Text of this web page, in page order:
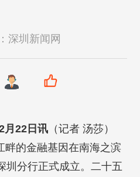
深圳新闻网
月22日讯（记者 汤莎）
畔的金融基因在南海之滨
分行正式成立。二十五